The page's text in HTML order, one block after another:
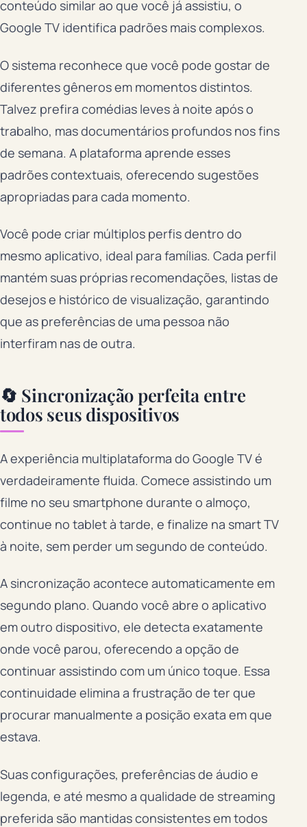
conteúdo similar ao que você já assistiu, o
Google TV identifica padrões mais complexos.
O sistema reconhece que você pode gostar de
diferentes gêneros em momentos distintos.
Talvez prefira comédias leves à noite após o
trabalho, mas documentários profundos nos fins
de semana. A plataforma aprende esses
padrões contextuais, oferecendo sugestões
apropriadas para cada momento.
Você pode criar múltiplos perfis dentro do
mesmo aplicativo, ideal para famílias. Cada perfil
mantém suas próprias recomendações, listas de
desejos e histórico de visualização, garantindo
que as preferências de uma pessoa não
interfiram nas de outra.
🔄 Sincronização perfeita entre
todos seus dispositivos
A experiência multiplataforma do Google TV é
verdadeiramente fluida. Comece assistindo um
filme no seu smartphone durante o almoço,
continue no tablet à tarde, e finalize na smart TV
à noite, sem perder um segundo de conteúdo.
A sincronização acontece automaticamente em
segundo plano. Quando você abre o aplicativo
em outro dispositivo, ele detecta exatamente
onde você parou, oferecendo a opção de
continuar assistindo com um único toque. Essa
continuidade elimina a frustração de ter que
procurar manualmente a posição exata em que
estava.
Suas configurações, preferências de áudio e
legenda, e até mesmo a qualidade de streaming
preferida são mantidas consistentes em todos